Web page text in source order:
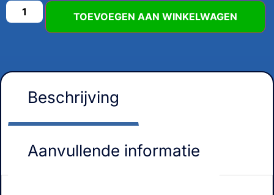
TOEVOEGEN AAN WINKELWAGEN
Beschrijving
Aanvullende informatie